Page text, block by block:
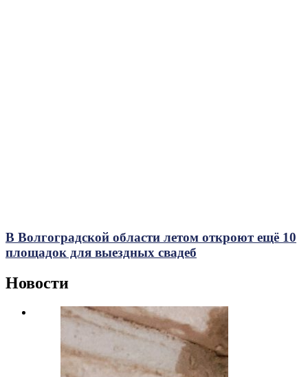
В Волгоградской области летом откроют ещё 10
площадок для выездных свадеб
Новости